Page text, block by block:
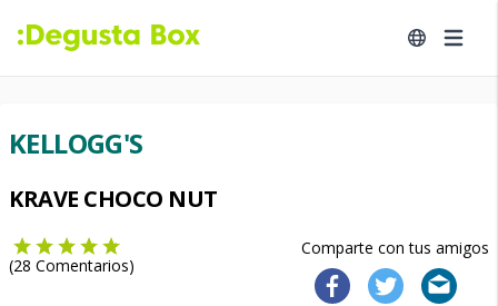
KELLOGG'S
KRAVE CHOCO NUT
Comparte con tus amigos
(28 Comentarios)